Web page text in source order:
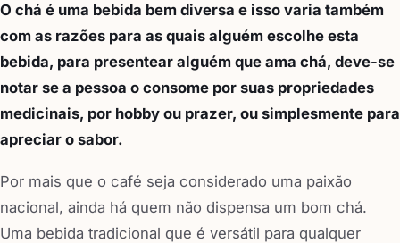
O chá é uma bebida bem diversa e isso varia também
com as razões para as quais alguém escolhe esta
bebida, para presentear alguém que ama chá, deve-se
notar se a pessoa o consome por suas propriedades
medicinais, por hobby ou prazer, ou simplesmente para
apreciar o sabor.
Por mais que o café seja considerado uma paixão
nacional, ainda há quem não dispensa um bom chá.
Uma bebida tradicional que é versátil para qualquer